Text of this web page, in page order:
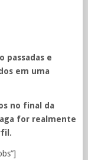
passadas e
em uma
no final da
for realmente